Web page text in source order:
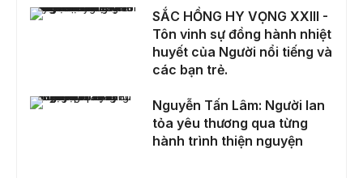
SẮC HỒNG HY VỌNG XXIII - Tôn vinh sự đồng hành nhiệt huyết của Người nổi tiếng và các bạn trẻ.
SẮC HỒNG HY VỌNG XXIII -
Tôn vinh sự đồng hành nhiệt
huyết của Người nổi tiếng và
các bạn trẻ.
Nguyễn Tấn Lâm: Người lan tỏa yêu thương qua từng hành trình thiện nguyện
Nguyễn Tấn Lâm: Người lan
tỏa yêu thương qua từng
hành trình thiện nguyện